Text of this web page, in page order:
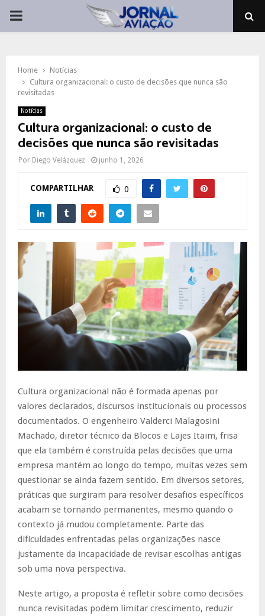
PRIMARY
Home
Notícias
Cultura organizacional: o custo de decisões que nunca são
revisitadas
Notícias
Cultura organizacional: o custo de
decisões que nunca são revisitadas
Por Diego Velázquez junho 1, 2026
COMPARTILHAR 0
Cultura organizacional não é formada apenas por
valores declarados, discursos institucionais ou processos
documentados. O engenheiro Valderci Malagosini
Machado, diretor técnico da Blocos e Lajes Itaim, frisa
que ela também é construída pelas decisões que uma
empresa mantém ao longo do tempo, muitas vezes sem
questionar se ainda fazem sentido. Em diversos setores,
práticas que surgiram para resolver desafios específicos
acabam se tornando permanentes, mesmo quando o
contexto já mudou completamente. Parte das
dificuldades enfrentadas pelas organizações nasce
justamente da incapacidade de revisar escolhas antigas
sob uma nova perspectiva.
Neste artigo, a proposta é refletir sobre como decisões
nunca revisitadas podem limitar crescimento, reduzir